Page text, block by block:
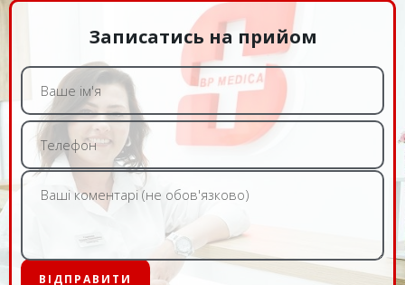
Записатись на прийом